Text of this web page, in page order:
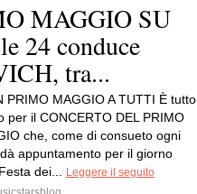
MAGGIO SU
24 conduce
tra...
PRIMO MAGGIO A TUTTI È tutto
per il CONCERTO DEL PRIMO
che, come di consueto ogni
appuntamento per il giorno
dei...
Leggere il seguito